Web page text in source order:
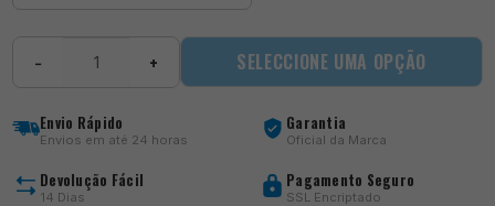
-
Silver
− + SELECCIONE UMA OPÇÃO
Envio Rápido
Envios em até 24 horas
Garantia
Oficial da Marca
Devolução Fácil
14 Dias
Pagamento Seguro
SSL Encriptado